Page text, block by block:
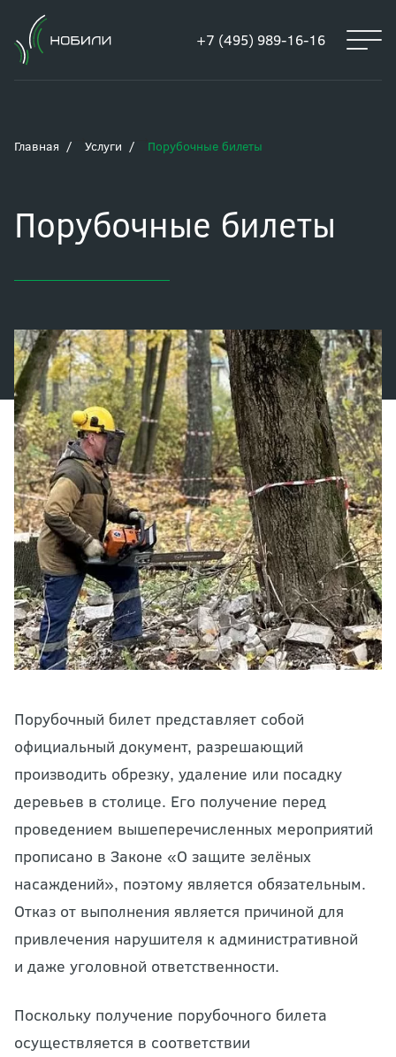
+7 (495) 989-16-16
Главная Услуги Порубочные билеты
Порубочные билеты
Порубочный билет представляет собой
официальный документ, разрешающий
производить обрезку, удаление или посадку
деревьев в столице. Его получение перед
проведением вышеперечисленных мероприятий
прописано в Законе «О защите зелёных
насаждений», поэтому является обязательным.
Отказ от выполнения является причиной для
привлечения нарушителя к административной
и даже уголовной ответственности.
Поскольку получение порубочного билета
осуществляется в соответствии